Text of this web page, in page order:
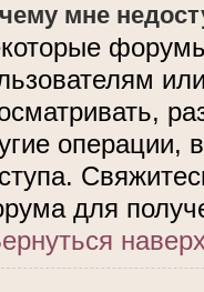
мне
операции,
для